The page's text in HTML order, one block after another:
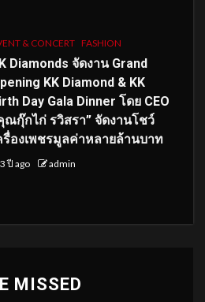
& CONCERT FASHION
Diamonds จัดงาน Grand
KK Diamond & KK
Day Gala Dinner โดย CEO
ณกุ๊กไก่ รวิสรา” จัดงานโชว์
รื่องเพชรมูลค่าหลายล้านบาท
ปี ago admin
MISSED